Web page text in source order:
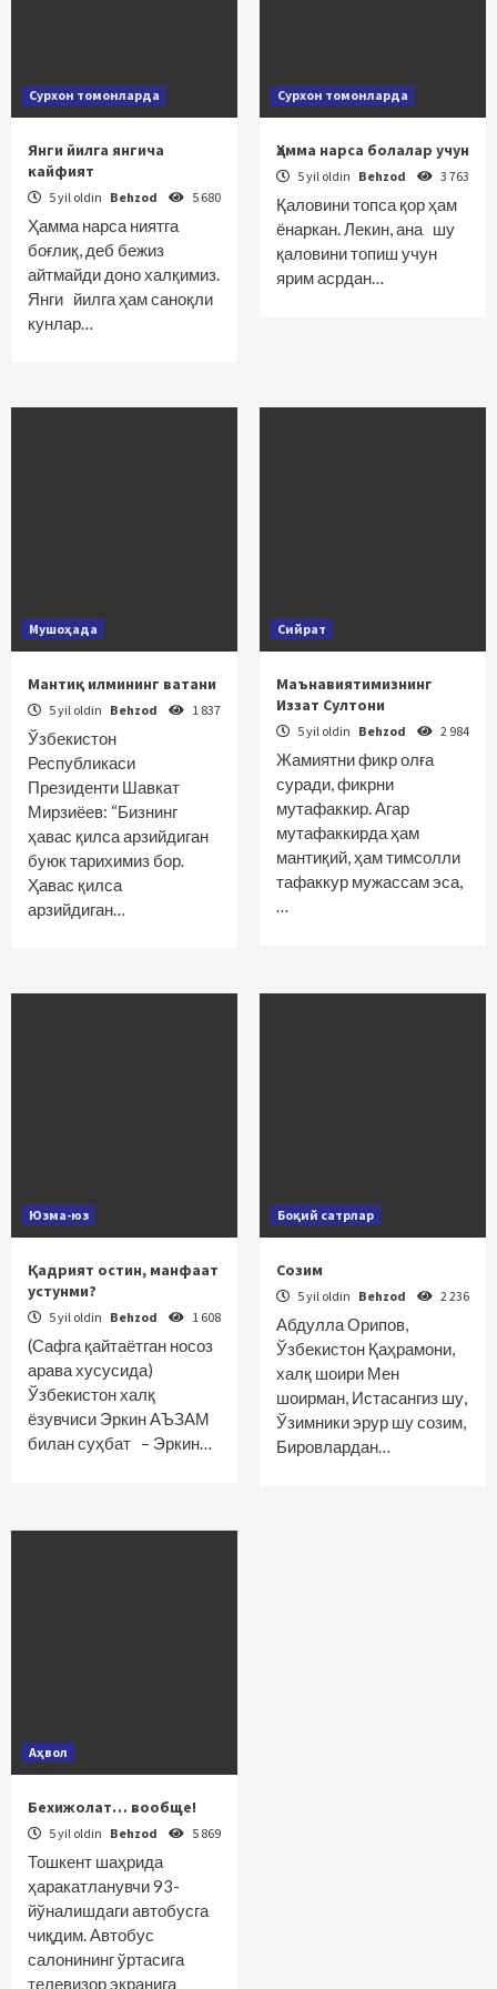
Сурхон томонларда
Янги йилга янгича
кайфият
5 yil oldin Behzod 5 680
Ҳамма нарса ниятга
боғлиқ, деб бежиз
айтмайди доно халқимиз.
Янги йилга ҳам саноқли
кунлар…
Сурхон томонларда
Ҳамма нарса болалар учун
5 yil oldin Behzod 3 763
Қаловини топса қор ҳам
ёнаркан. Лекин, ана шу
қаловини топиш учун
ярим асрдан…
Мушоҳада
Мантиқ илмининг ватани
5 yil oldin Behzod 1 837
Ўзбекистон
Республикаси
Президенти Шавкат
Мирзиёев: “Бизнинг
ҳавас қилса арзийдиган
буюк тарихимиз бор.
Ҳавас қилса
арзийдиган…
Сийрат
Маънавиятимизнинг
Иззат Султони
5 yil oldin Behzod 2 984
Жамиятни фикр олға
суради, фикрни
мутафаккир. Агар
мутафаккирда ҳам
мантиқий, ҳам тимсолли
тафаккур мужассам эса,
…
Юзма-юз
Қадрият остин, манфаат
устунми?
5 yil oldin Behzod 1 608
(Сафга қайтаётган носоз
арава хусусида)
Ўзбекистон халқ
ёзувчиси Эркин АЪЗАМ
билан суҳбат – Эркин…
Боқий сатрлар
Созим
5 yil oldin Behzod 2 236
Абдулла Орипов,
Ўзбекистон Қаҳрамони,
халқ шоири Мен
шоирман, Истасангиз шу,
Ўзимники эрур шу созим,
Бировлардан…
Аҳвол
Бехижолат… вообще!
5 yil oldin Behzod 5 869
Тошкент шаҳрида
ҳаракатланувчи 93-
йўналишдаги автобусга
чиқдим. Автобус
салонининг ўртасига
телевизор экранига